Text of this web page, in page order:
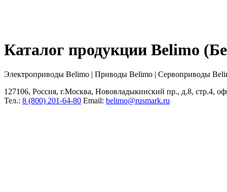
Каталог продукции Belimo
Электроприводы Belimo | Приводы Belimo | Сервоприводы
127106, Россия, г.Москва, Нововладыкинский пр., д.8, стр.4,
Тел.: 8 (800) 201-64-80 Еmail: belimo@rusmark.ru